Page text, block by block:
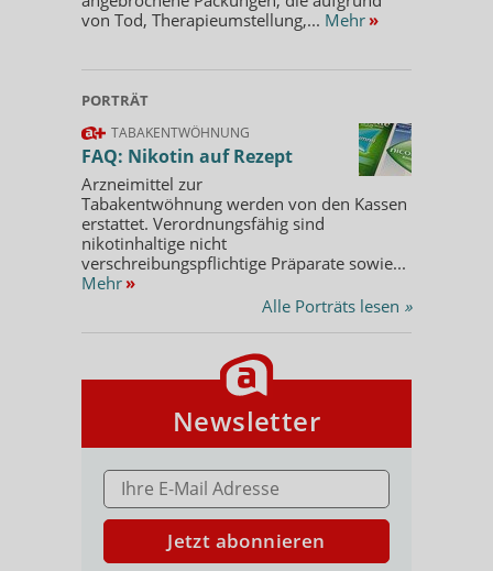
von Tod, Therapieumstellung,... Mehr »
PORTRÄT
TABAKENTWÖHNUNG
FAQ: Nikotin auf Rezept
Arzneimittel zur
Tabakentwöhnung werden von den Kassen
erstattet. Verordnungsfähig sind
nikotinhaltige nicht
verschreibungspflichtige Präparate sowie...
Mehr »
Alle Porträts lesen »
Newsletter
E-MAIL ADRESSE
Jetzt abonnieren